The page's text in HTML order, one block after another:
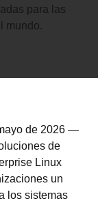
para las
mundo.
de 2026 —
de
Linux
un
los sistemas